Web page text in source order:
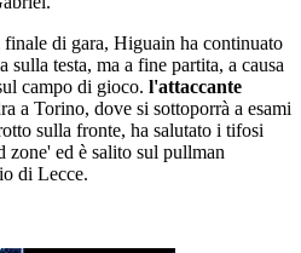
di gara, Higuain ha continuato
sulla testa, ma a fine partita, a causa
campo di gioco. l'attaccante
a Torino, dove si sottoporrà a esami
sulla fronte, ha salutato i tifosi
zone' ed è salito sul pullman
di Lecce.